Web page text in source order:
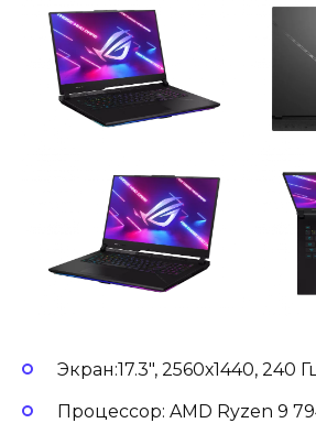
Экран:17.3″, 2560х1440, 240
Процессор: AMD Ryzen 9